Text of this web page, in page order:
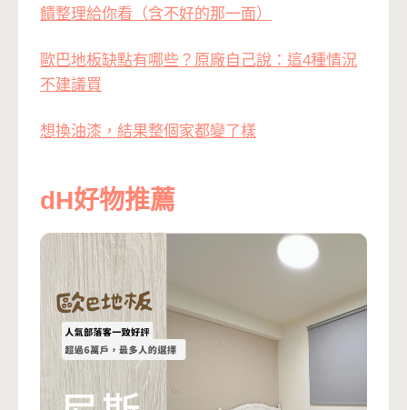
饋整理給你看（含不好的那一面）
歐巴地板缺點有哪些？原廠自己說：這4種情況
不建議買
想換油漆，結果整個家都變了樣
dH好物推薦